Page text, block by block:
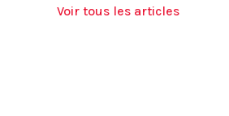
Voir tous les articles